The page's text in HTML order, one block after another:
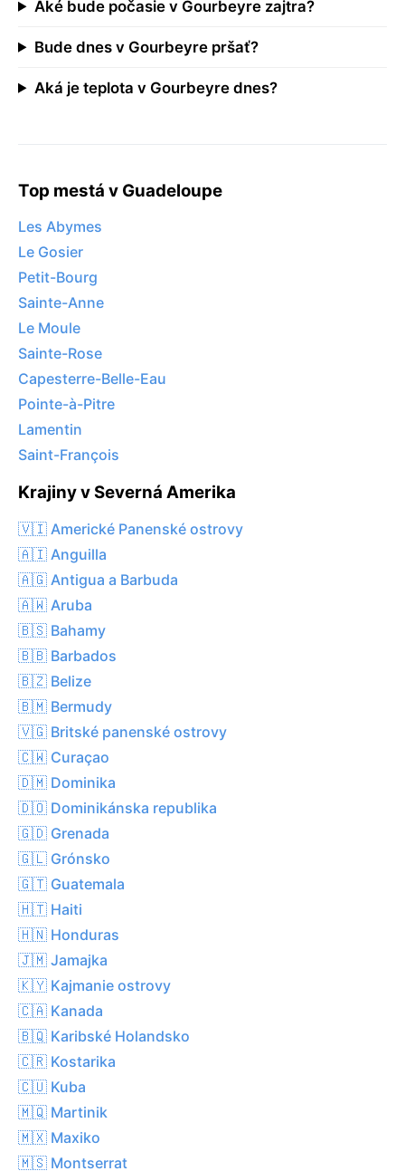
Aké bude počasie v Gourbeyre zajtra?
Bude dnes v Gourbeyre pršať?
Aká je teplota v Gourbeyre dnes?
Top mestá v Guadeloupe
Les Abymes
Le Gosier
Petit-Bourg
Sainte-Anne
Le Moule
Sainte-Rose
Capesterre-Belle-Eau
Pointe-à-Pitre
Lamentin
Saint-François
Krajiny v Severná Amerika
🇻🇮 Americké Panenské ostrovy
🇦🇮 Anguilla
🇦🇬 Antigua a Barbuda
🇦🇼 Aruba
🇧🇸 Bahamy
🇧🇧 Barbados
🇧🇿 Belize
🇧🇲 Bermudy
🇻🇬 Britské panenské ostrovy
🇨🇼 Curaçao
🇩🇲 Dominika
🇩🇴 Dominikánska republika
🇬🇩 Grenada
🇬🇱 Grónsko
🇬🇹 Guatemala
🇭🇹 Haiti
🇭🇳 Honduras
🇯🇲 Jamajka
🇰🇾 Kajmanie ostrovy
🇨🇦 Kanada
🇧🇶 Karibské Holandsko
🇨🇷 Kostarika
🇨🇺 Kuba
🇲🇶 Martinik
🇲🇽 Maxiko
🇲🇸 Montserrat